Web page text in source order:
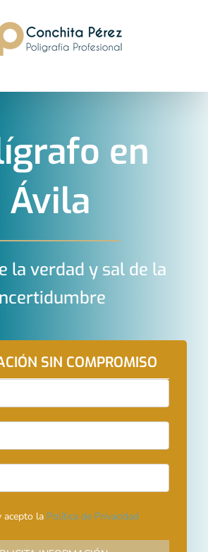
en
Ávila
la verdad y sal de la
SIN COMPROMISO
acepto la Política de Privacidad